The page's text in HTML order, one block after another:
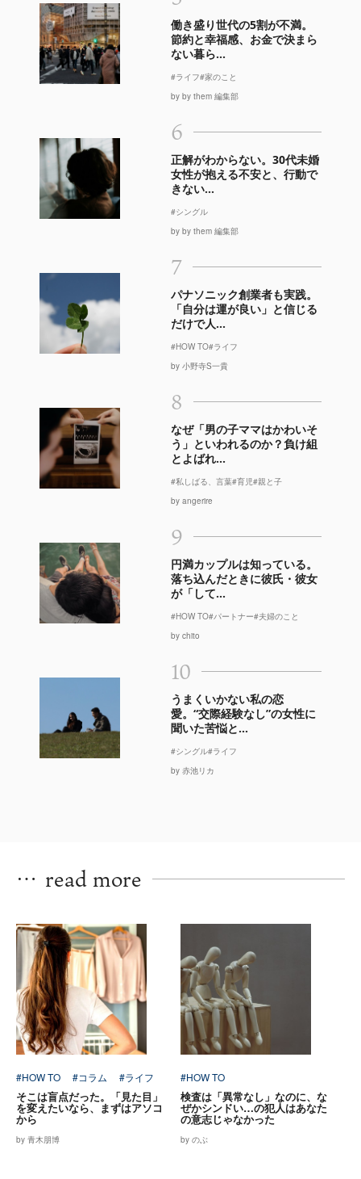
働き盛り世代の5割が不満。
節約と幸福感、お金で決まら
ない暮ら...
#ライフ#家のこと
by by them 編集部
6
正解がわからない。30代未婚
女性が抱える不安と、行動で
きない...
#シングル
by by them 編集部
7
パナソニック創業者も実践。
「自分は運が良い」と信じる
だけで人...
#HOW TO#ライフ
by 小野寺S一貴
8
なぜ「男の子ママはかわいそ
う」といわれるのか？負け組
とよばれ...
#私しばる、言葉#育児#親と子
by angerire
9
円満カップルは知っている。
落ち込んだときに彼氏・彼女
が「して...
#HOW TO#パートナー#夫婦のこと
by chito
10
うまくいかない私の恋
愛。“交際経験なし”の女性に
聞いた苦悩と...
#シングル#ライフ
by 赤池リカ
… read more
#HOW TO #コラム #ライフ
そこは盲点だった。「見た目」
を変えたいなら、まずはアソコ
から
by 青木朋博
#HOW TO
検査は「異常なし」なのに、な
ぜかシンドい…の犯人はあなた
の意志じゃなかった
by のぶ